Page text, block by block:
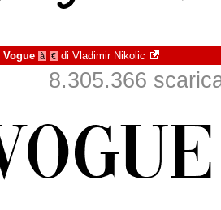
Vogue à € di Vladimir Nikolic
8.305.366